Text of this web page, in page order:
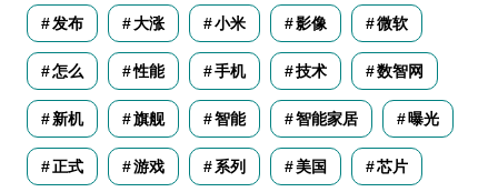
发布 大涨 小米 影像 微软
怎么 性能 手机 技术 数智网
新机 旗舰 智能 智能家居 曝光
正式 游戏 系列 美国 芯片